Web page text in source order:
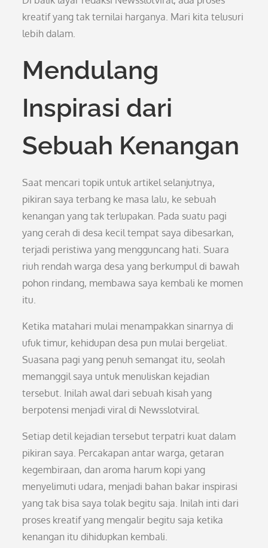
kreatif yang tak ternilai harganya. Mari kita telusuri
lebih dalam.
Mendulang
Inspirasi dari
Sebuah Kenangan
Saat mencari topik untuk artikel selanjutnya,
pikiran saya terbang ke masa lalu, ke sebuah
kenangan yang tak terlupakan. Pada suatu pagi
yang cerah di desa kecil tempat saya dibesarkan,
terjadi peristiwa yang mengguncang hati. Suara
riuh rendah warga desa yang berkumpul di bawah
pohon rindang, membawa saya kembali ke momen
itu.
Ketika matahari mulai menampakkan sinarnya di
ufuk timur, kehidupan desa pun mulai bergeliat.
Suasana pagi yang penuh semangat itu, seolah
memanggil saya untuk menuliskan kejadian
tersebut. Inilah awal dari sebuah kisah yang
berpotensi menjadi viral di Newsslotviral.
Setiap detil kejadian tersebut terpatri kuat dalam
pikiran saya. Percakapan antar warga, getaran
kegembiraan, dan aroma harum kopi yang
menyelimuti udara, menjadi bahan bakar inspirasi
yang tak bisa saya tolak begitu saja. Inilah inti dari
proses kreatif yang mengalir begitu saja ketika
kenangan itu dihidupkan kembali.